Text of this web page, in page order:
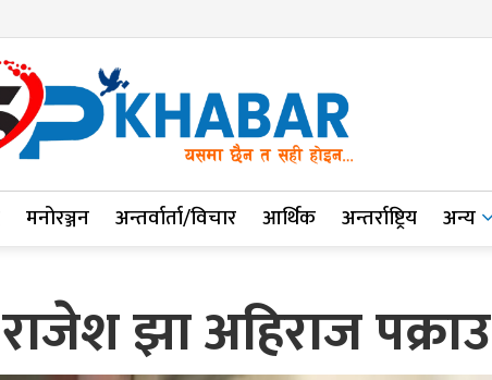
मनोरञ्जन अन्तर्वार्ता/विचार आर्थिक अन्तर्राष्ट्रिय अन्य
झा अहिराज पक्राउ